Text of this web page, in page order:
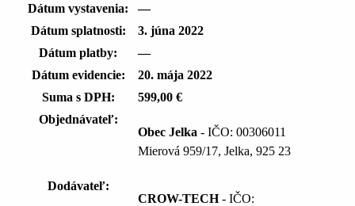
Dátum vystavenia:
—
Dátum splatnosti:
3. júna 2022
Dátum platby:
—
Dátum evidencie:
20. mája 2022
Suma s DPH:
599,00 €
Objednávateľ:
Obec Jelka - IČO: 00306011
Mierová 959/17, Jelka, 925 23
Dodávateľ:
CROW-TECH- IČO: